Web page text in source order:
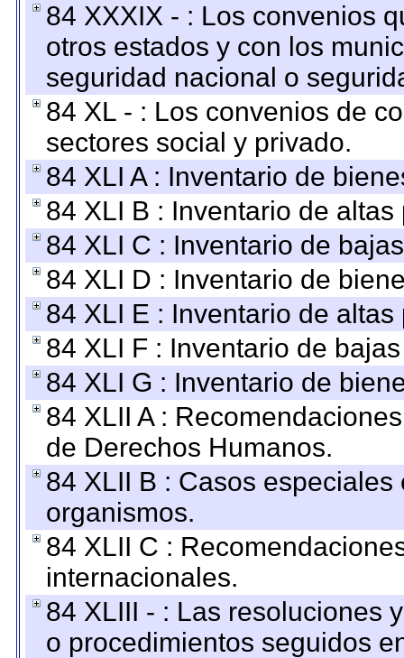
84 XXXIX - : Los convenios
otros estados y con los
seguridad nacional o
84 XL - : Los convenios de
sectores social y privado.
84 XLI A : Inventario de
84 XLI B : Inventario de
84 XLI C : Inventario de
84 XLI D : Inventario de
84 XLI E : Inventario de
84 XLI F : Inventario de
84 XLI G : Inventario de
84 XLII A :
de Derechos Humanos.
84 XLII B : Casos
organismos.
84 XLII C :
internacionales.
84 XLIII - : Las resoluciones
o procedimientos seguidos